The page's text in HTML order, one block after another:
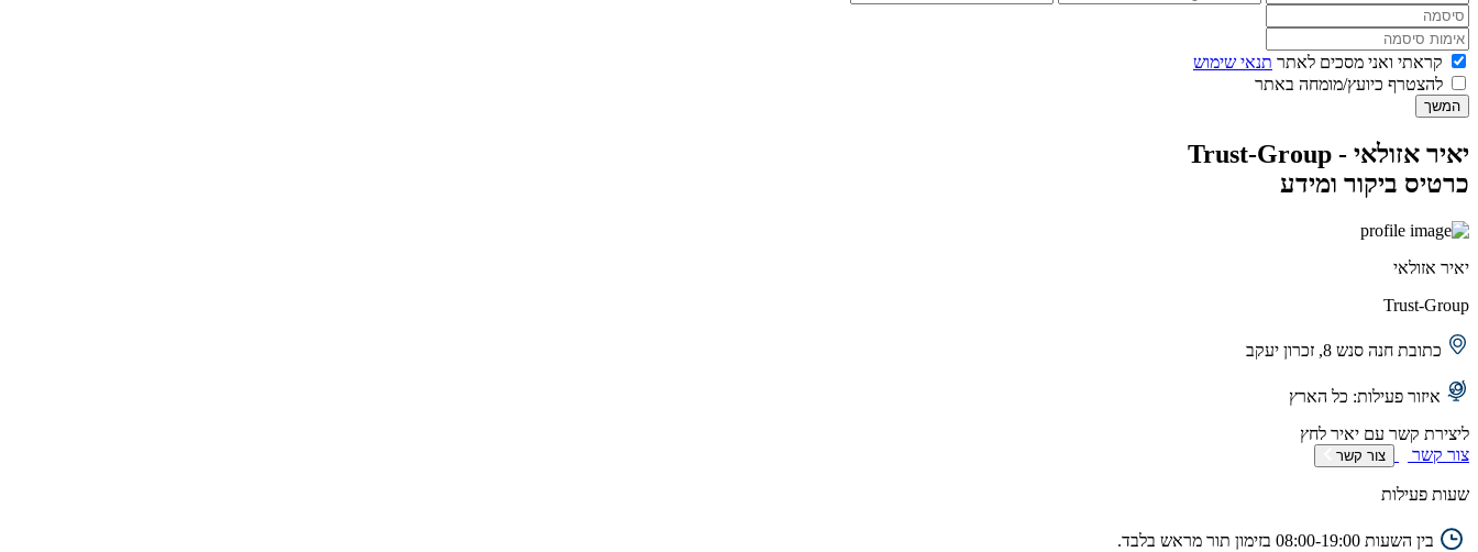
קראתי ואני מסכים לאתר תנאי שימוש
להצטרף כיועץ/מומחה באתר
המשך
יאיר אזולאי - Trust-Group
כרטיס ביקור ומידע
יאיר אזולאי
Trust-Group
כתובת חנה סנש 8, זכרון יעקב
איזור פעילות: כל הארץ
ליצירת קשר עם יאיר לחץ
צור קשר
צור קשר
שעות פעילות
בין השעות 08:00-19:00 בזימון תור מראש בלבד.